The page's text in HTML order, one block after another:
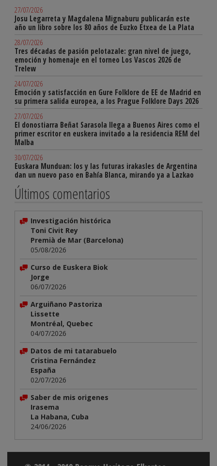
27/07/2026
Josu Legarreta y Magdalena Mignaburu publicarán este
año un libro sobre los 80 años de Euzko Etxea de La Plata
28/07/2026
Tres décadas de pasión pelotazale: gran nivel de juego,
emoción y homenaje en el torneo Los Vascos 2026 de
Trelew
24/07/2026
Emoción y satisfacción en Gure Folklore de EE de Madrid en
su primera salida europea, a los Prague Folklore Days 2026
27/07/2026
El donostiarra Beñat Sarasola llega a Buenos Aires como el
primer escritor en euskera invitado a la residencia REM del
Malba
30/07/2026
Euskara Munduan: los y las futuras irakasles de Argentina
dan un nuevo paso en Bahía Blanca, mirando ya a Lazkao
Últimos comentarios
Investigación histórica
Toni Civit Rey
Premià de Mar (Barcelona)
05/08/2026
Curso de Euskera Biok
Jorge
06/07/2026
Arguiñano Pastoriza
Lissette
Montréal, Quebec
04/07/2026
Datos de mi tatarabuelo
Cristina Fernández
España
02/07/2026
Saber de mis origenes
Irasema
La Habana, Cuba
24/06/2026